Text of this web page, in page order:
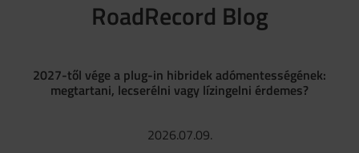
RoadRecord Blog
2027-től vége a plug-in hibridek adómentességének:
megtartani, lecserélni vagy lízingelni érdemes?
2026.07.09.